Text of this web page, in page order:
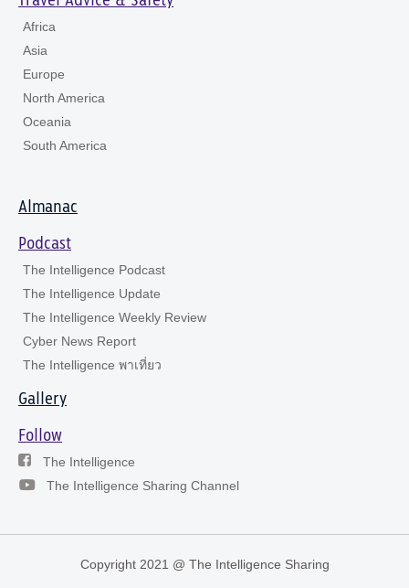
Africa
Asia
Europe
North America
Oceania
South America
Almanac
Podcast
The Intelligence Podcast
The Intelligence Update
The Intelligence Weekly Review
Cyber News Report
The Intelligence พาเที่ยว
Gallery
Follow
The Intelligence
The Intelligence Sharing Channel
Copyright 2021 @ The Intelligence Sharing